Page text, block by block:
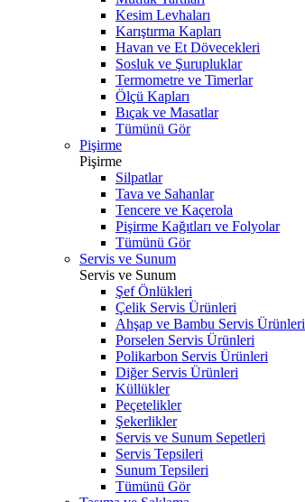
Kesim Levhaları
Karıştırma Kapları
Havan ve Et Dövecekleri
Sosluk ve Şurupluklar
Termometre ve Timerlar
Ölçü Kapları
Bıçak ve Masatlar
Tümünü Gör
Pişirme
Pişirme
Silpatlar
Tava ve Sahanlar
Tencere ve Kaçerola
Pişirme Kağıtları ve Folyolar
Tümünü Gör
Servis ve Sunum
Servis ve Sunum
Şef Önlükleri
Çelik Servis Ürünleri
Ahşap ve Bambu Servis Ürünleri
Porselen Servis Ürünleri
Polikarbon Servis Ürünleri
Diğer Servis Ürünleri
Küllükler
Peçetelikler
Şekerlikler
Servis ve Sunum Sepetleri
Servis Tepsileri
Sunum Tepsileri
Tümünü Gör